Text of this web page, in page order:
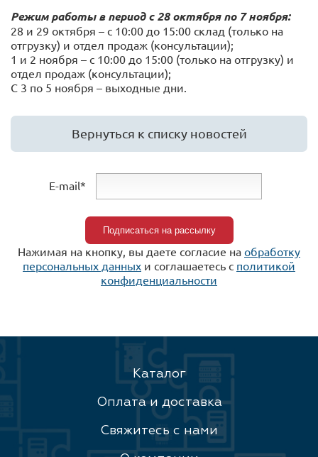
Режим работы в период с 28 октября по 7 ноября:
28 и 29 октября – с 10:00 до 15:00 склад (только на
отгрузку) и отдел продаж (консультации);
1 и 2 ноября – с 10:00 до 15:00 (только на отгрузку) и
отдел продаж (консультации);
С 3 по 5 ноября – выходные дни.
Вернуться к списку новостей
E-mail*
Нажимая на кнопку, вы даете согласие на обработку
персональных данных и соглашаетесь c политикой
конфиденциальности
Каталог
Оплата и доставка
Свяжитесь с нами